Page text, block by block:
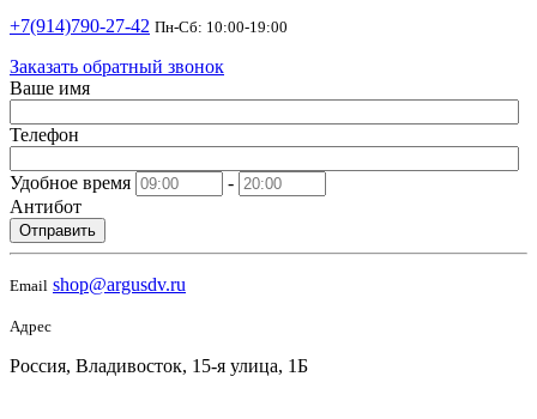
+7(914)790-27-42 Пн-Сб: 10:00-19:00
Заказать обратный звонок
Ваше имя
Телефон
Удобное время
-
Антибот
Отправить
Email shop@argusdv.ru
Адрес
Россия, Владивосток, 15-я улица, 1Б